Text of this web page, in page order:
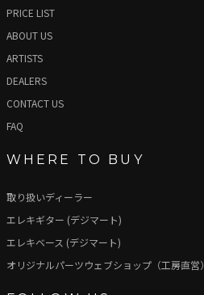
PRICE LIST
ABOUT US
ARTISTS
DEALERS
CONTACT US
FAQ
WHERE TO BUY
取り扱いディーラー
エレキギター (デジマート)
エレキベース (デジマート)
オリジナルパーツウェブショップ（工房直営）